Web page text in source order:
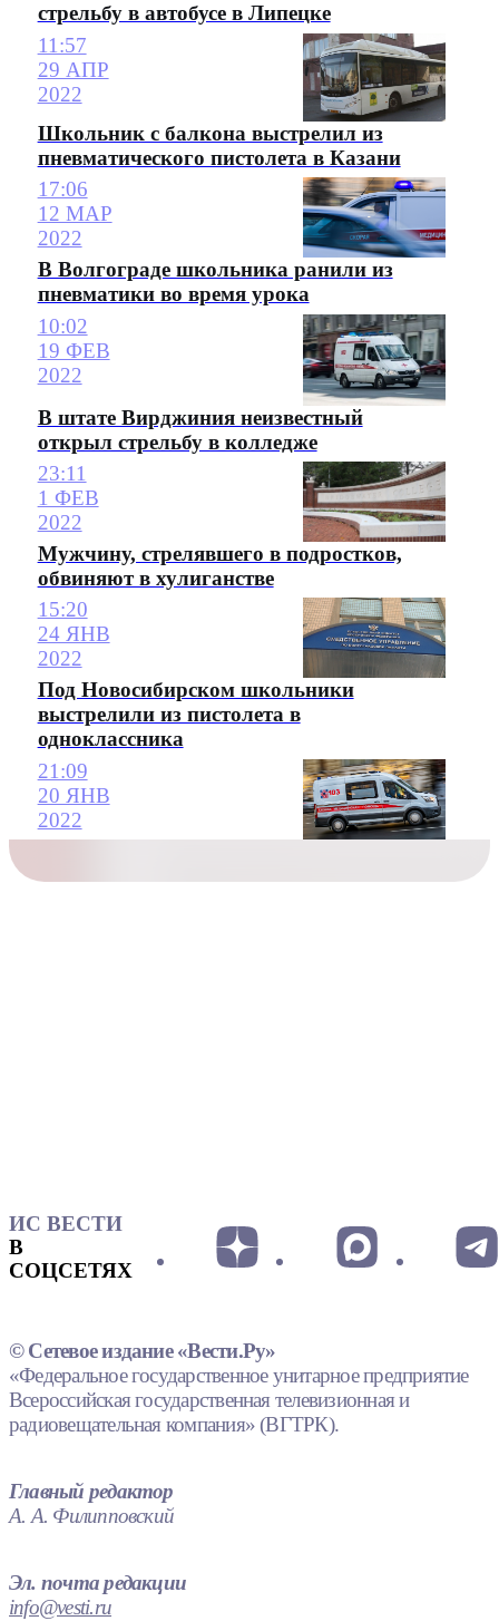
стрельбу в автобусе в Липецке
11:57
29 АПР
2022
Школьник с балкона выстрелил из
пневматического пистолета в Казани
17:06
12 МАР
2022
В Волгограде школьника ранили из
пневматики во время урока
10:02
19 ФЕВ
2022
В штате Вирджиния неизвестный
открыл стрельбу в колледже
23:11
1 ФЕВ
2022
Мужчину, стрелявшего в подростков,
обвиняют в хулиганстве
15:20
24 ЯНВ
2022
Под Новосибирском школьники
выстрелили из пистолета в
одноклассника
21:09
20 ЯНВ
2022
ИС ВЕСТИ
В
СОЦСЕТЯХ
© Сетевое издание «Вести.Ру»
«Федеральное государственное унитарное предприятие
Всероссийская государственная телевизионная и
радиовещательная компания» (ВГТРК).
Главный редактор
А. А. Филипповский
Эл. почта редакции
info@vesti.ru